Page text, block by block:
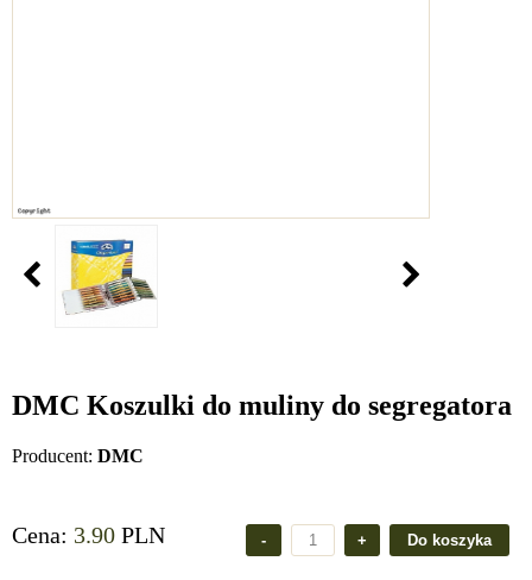
DMC Koszulki do muliny do segregatora
Producent: DMC
Cena: 3.90 PLN